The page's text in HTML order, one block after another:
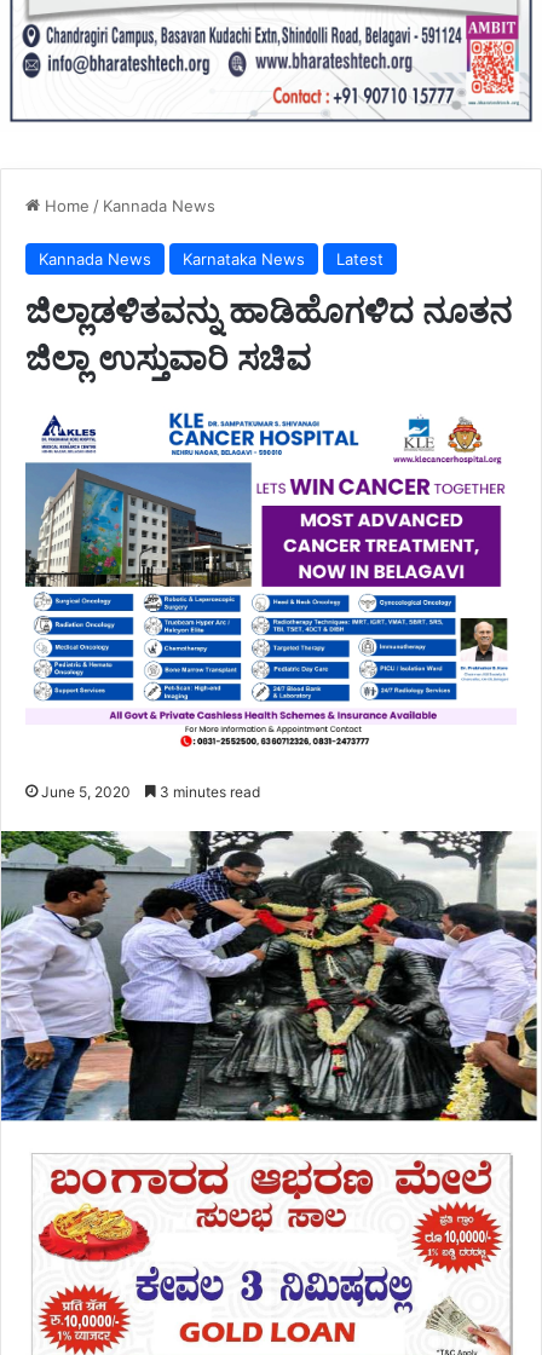
Home / Kannada News
Kannada News Karnataka News Latest
ಜಿಲ್ಲಾಡಳಿತವನ್ನು ಹಾಡಿಹೊಗಳಿದ ನೂತನ
ಜಿಲ್ಲಾ ಉಸ್ತುವಾರಿ ಸಚಿವ
June 5, 2020 3 minutes read